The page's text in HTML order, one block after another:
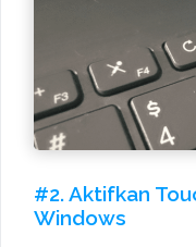
#2. Aktifkan
Windows